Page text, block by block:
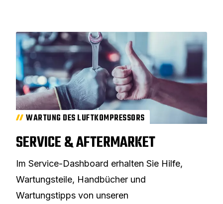
WARTUNG DES LUFTKOMPRESSORS
SERVICE & AFTERMARKET
Im Service-Dashboard erhalten Sie Hilfe,
Wartungsteile, Handbücher und
Wartungstipps von unseren